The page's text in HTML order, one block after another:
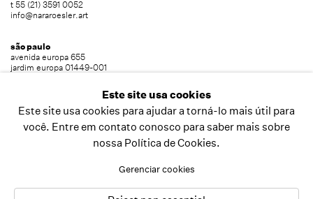
t 55 (21) 3591 0052
info@nararoesler.art
são paulo
avenida europa 655
jardim europa 01449-001
copyright © 2026 nara roesler
Este site usa cookies
Este site usa cookies para ajudar a torná-lo mais útil para
você. Entre em contato conosco para saber mais sobre
nossa Política de Cookies.
Gerenciar cookies